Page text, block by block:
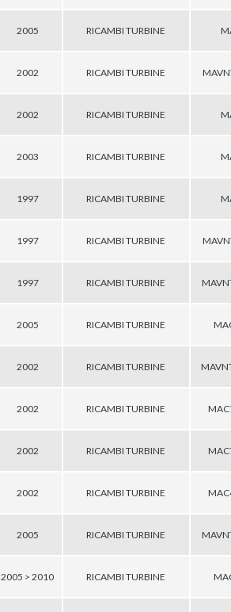
2005 RICAMBI TURBINE
2002 RICAMBI TURBINE
2002 RICAMBI TURBINE
2003 RICAMBI TURBINE
1997 RICAMBI TURBINE
1997 RICAMBI TURBINE
1997 RICAMBI TURBINE
2005 RICAMBI TURBINE
2002 RICAMBI TURBINE
2002 RICAMBI TURBINE
2002 RICAMBI TURBINE
2002 RICAMBI TURBINE
2005 RICAMBI TURBINE
2005 > 2010 RICAMBI TURBINE